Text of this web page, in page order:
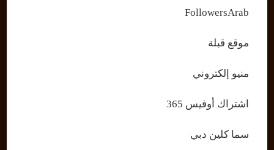
FollowersArab
موقع قبلة
منيو إلكتروني
اشتراك أوفيس 365
سما كلين دبي